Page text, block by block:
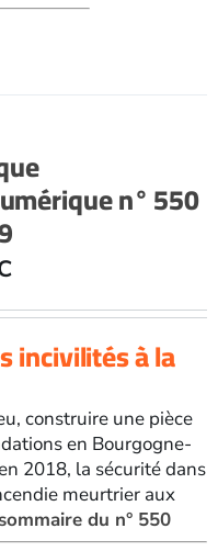
n° 550
incivilités à la
construire une pièce
en Bourgogne-
2018, la sécurité dans
meurtrier aux
du n° 550